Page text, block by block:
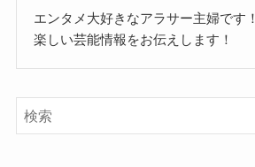
エンタメ大好きなアラサー主婦です！
楽しい芸能情報をお伝えします！